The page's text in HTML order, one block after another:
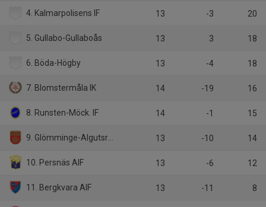
4. Kalmarpolisens IF 13 -3 20
5. Gullabo-Gullaboås 13 3 18
6. Böda-Högby 13 -4 18
7. Blomstermåla IK 14 -19 16
8. Runsten-Möck. IF 14 -1 15
9. Glömminge-Algutsrums IF 13 -10 14
10. Persnäs AIF 13 -6 12
11. Bergkvara AIF 13 -11 8